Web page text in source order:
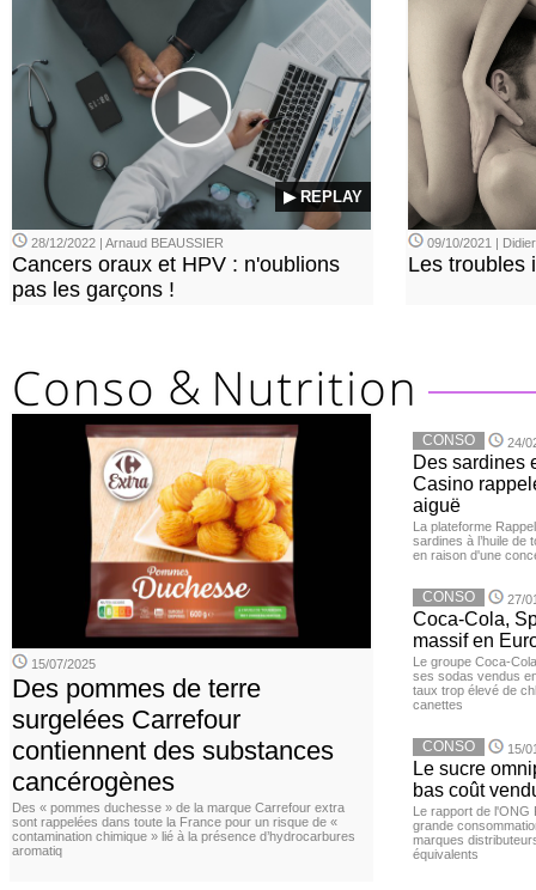
▶ REPLAY
28/12/2022 | Arnaud BEAUSSIER
Cancers oraux et HPV : n'oublions
pas les garçons !
09/10/2021 |
Les troubles
15/07/2025
Des pommes de terre
surgelées Carrefour
contiennent des substances
cancérogènes
Des « pommes duchesse » de la marque Carrefour extra
sont rappelées dans toute la France pour un risque de «
contamination chimique » lié à la présence d’hydrocarbures
aromatiq
CONSO 24/
Des sardines
Casino
aiguë
La plateforme
sardines à l’huile de
en raison d'une
CONSO 27/
Coca-Cola,
massif en
Le groupe Coca-
ses sodas vendus
taux trop élevé de
canettes
CONSO 15/
Le sucre
bas coût
Le rapport de l'ONG
grande
marques
équivalents